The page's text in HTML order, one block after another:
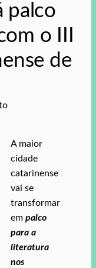
palco
o III
de
A maior
cidade
catarinense
vai se
transformar
empalco
para a
literatura
nos